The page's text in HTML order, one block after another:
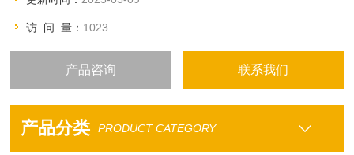
访 问 量： 1023
产品咨询 联系我们
产品分类 PRODUCT CATEGORY